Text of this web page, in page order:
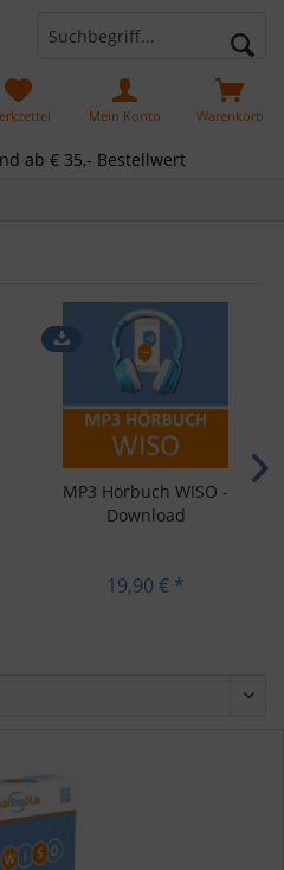
ab € 35,- Bestellwert
Warenkorb
Mein Konto
MP3 Hörbuch WISO -
Download
19,90 € *